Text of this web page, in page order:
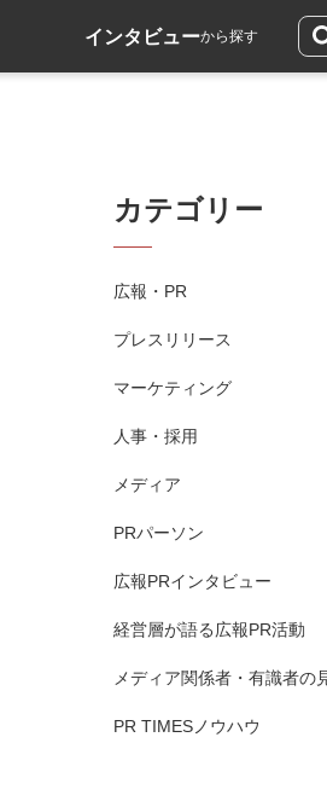
インタビューから探す
カテゴリー
広報・PR
プレスリリース
マーケティング
人事・採用
メディア
PRパーソン
広報PRインタビュー
経営層が語る広報PR活動
メディア関係者・有識者の
PR TIMESノウハウ